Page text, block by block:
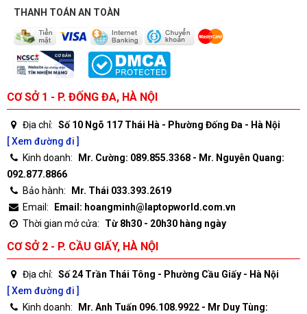
THANH TOÁN AN TOÀN
CƠ SỞ 1 - P. ĐỐNG ĐA, HÀ NỘI
Địa chỉ: Số 10 Ngõ 117 Thái Hà - Phường Đống Đa - Hà Nội
[ Xem đường đi ]
Kinh doanh:
Mr. Cường: 089.855.3368 - Mr. Nguyễn Quang:
092.877.8866
Bảo hành:
Mr. Thái 033.393.2619
Email:
Email: hoangminh@laptopworld.com.vn
Thời gian mở cửa:
Từ 8h30 - 20h30 hàng ngày
CƠ SỞ 2 - P. CẦU GIẤY, HÀ NỘI
Địa chỉ: Số 24 Trần Thái Tông - Phường Cầu Giấy - Hà Nội
[ Xem đường đi ]
Kinh doanh:
Mr. Anh Tuấn 096.108.9922 - Mr Duy Tùng: